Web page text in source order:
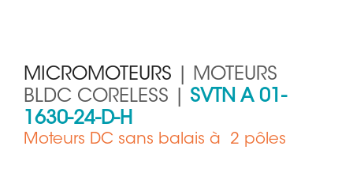
MICROMOTEURS | MOTEURS
BLDC CORELESS | SVTN A 01-
1630-24-D-H
Moteurs DC sans balais à 2 pôles